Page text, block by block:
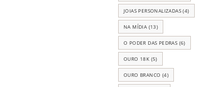
JOIAS PERSONALIZADAS (4)
NA MÍDIA(13)
O PODER DAS PEDRAS (6)
OURO 18K (5)
OURO BRANCO (4)